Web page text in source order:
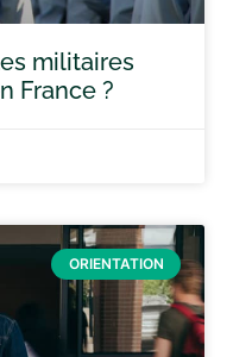
militaires
France ?
ORIENTATION